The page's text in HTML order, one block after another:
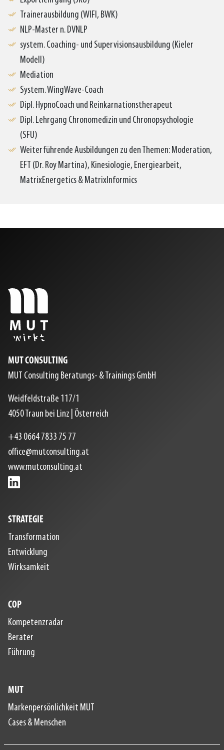
Trainerausbildung (WIFI, BWK)
NLP-Master n. DVNLP
system. Coaching- und Supervisionsausbildung (Kieler
Modell)
Mediation
System. WingWave-Coach
Dipl. HypnoCoach und Reinkarnationstherapeut
Dipl. Lehrgang Chronomedizin und Chronopsychologie
(SFU)
Weiterführende Ausbildungen zu den Themen: Moderation,
EFT (Dr. Roy Martina), Kinesiologie, Energiearbeit,
MatrixEnergetics & MatrixInformics
MUT CONSULTING
MUT Consulting Beratungs- & Trainings GmbH
Weidfeldstraße 117/1
4050Traun bei Linz Österreich
+43 0664 7833 75 77
office@mutconsulting.at
www.mutconsulting.at
STRATEGIE
Transformation
Entwicklung
Wirksamkeit
COP
Kompetenzradar
Berater
Führung
MUT
Markenpersönlichkeit MUT
Cases & Menschen